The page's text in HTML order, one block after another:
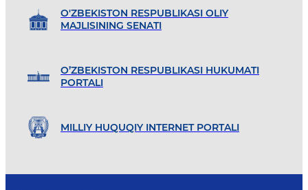
O'ZBEKISTON RESPUBLIKASI OLIY
MAJLISINING SENATI
O’ZBEKISTON RESPUBLIKASI HUKUMATI
PORTALI
MILLIY HUQUQIY INTERNET PORTALI